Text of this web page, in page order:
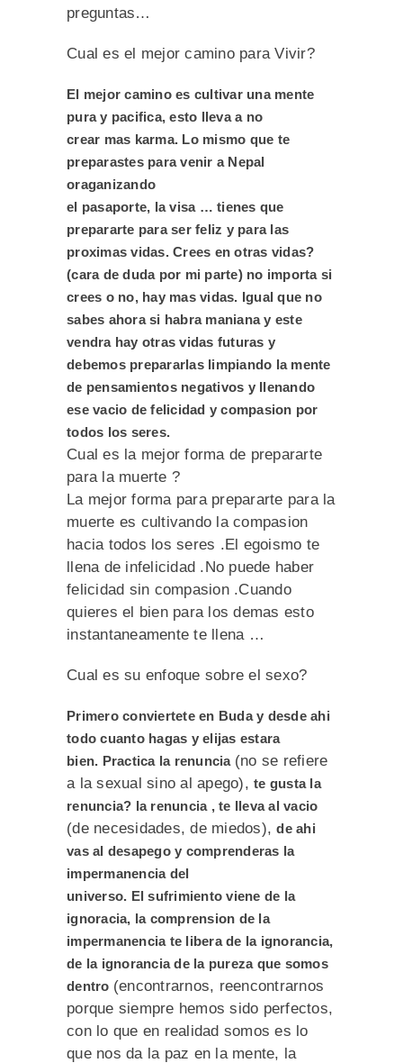
preguntas…
Cual es el mejor camino para Vivir?
El mejor camino es cultivar una mente
pura y pacifica, esto lleva a no
crear mas karma. Lo mismo que te
preparastes para venir a Nepal
oraganizando
el pasaporte, la visa … tienes que
prepararte para ser feliz y para las
proximas vidas. Crees en otras vidas?
(cara de duda por mi parte) no importa si
crees o no, hay mas vidas. Igual que no
sabes ahora si habra maniana y este
vendra hay otras vidas futuras y
debemos prepararlas limpiando la mente
de pensamientos negativos y llenando
ese vacio de felicidad y compasion por
todos los seres.
Cual es la mejor forma de prepararte
para la muerte ?
La mejor forma para prepararte para la
muerte es cultivando la compasion
hacia todos los seres .El egoismo te
llena de infelicidad .No puede haber
felicidad sin compasion .Cuando
quieres el bien para los demas esto
instantaneamente te llena …
Cual es su enfoque sobre el sexo?
Primero conviertete en Buda y desde ahi
todo cuanto hagas y elijas estara
bien. Practica la renuncia (no se refiere
a la sexual sino al apego), te gusta la
renuncia? la renuncia , te lleva al vacio
(de necesidades, de miedos),de ahi
vas al desapego y comprenderas la
impermanencia del
universo. El sufrimiento viene de la
ignoracia, la comprension de la
impermanencia te libera de la ignorancia,
de la ignorancia de la pureza que somos
dentro (encontrarnos, reencontrarnos
porque siempre hemos sido perfectos,
con lo que en realidad somos es lo
que nos da la paz en la mente, la